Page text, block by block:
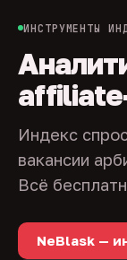
ИНСТРУМЕНТЫ
Индекс
вакансии
Всё
NeBlask —